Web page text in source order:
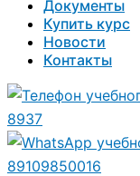
Документы
Купить курс
Новости
Контакты
8937
89109850016